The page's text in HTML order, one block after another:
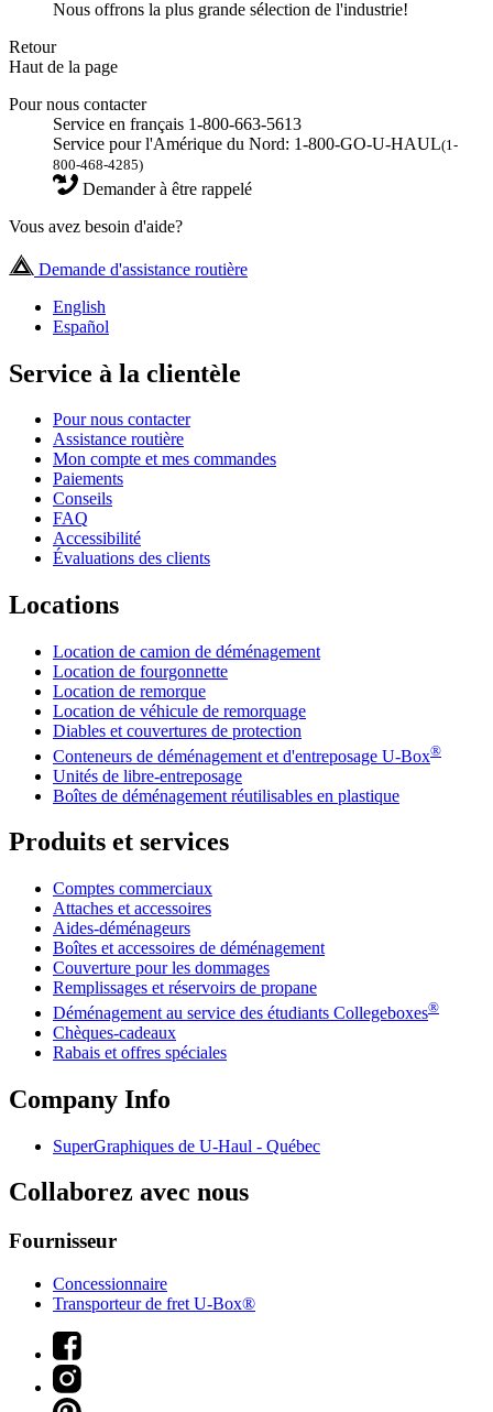
Nous offrons la plus grande sélection de l'industrie!
Retour
Haut de la page
Pour nous contacter
Service en français 1-800-663-5613
Service pour l'Amérique du Nord: 1-800-GO-U-HAUL(1-
800-468-4285)
Demander à être rappelé
Vous avez besoin d'aide?
Demande d'assistance routière
English
Español
Service à la clientèle
Pour nous contacter
Assistance routière
Mon compte et mes commandes
Paiements
Conseils
FAQ
Accessibilité
Évaluations des clients
Locations
Location de camion de déménagement
Location de fourgonnette
Location de remorque
Location de véhicule de remorquage
Diables et couvertures de protection
Conteneurs de déménagement et d'entreposage U-Box®
Unités de libre-entreposage
Boîtes de déménagement réutilisables en plastique
Produits et services
Comptes commerciaux
Attaches et accessoires
Aides-déménageurs
Boîtes et accessoires de déménagement
Couverture pour les dommages
Remplissages et réservoirs de propane
Déménagement au service des étudiants Collegeboxes®
Chèques-cadeaux
Rabais et offres spéciales
Company Info
SuperGraphiques de U-Haul - Québec
Collaborez avec nous
Fournisseur
Concessionnaire
Transporteur de fret U-Box®